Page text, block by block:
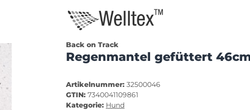
Back on Track
Regenmantel gefüttert
Artikelnummer: 32500046
GTIN: 7340041109861
Kategorie: Hund